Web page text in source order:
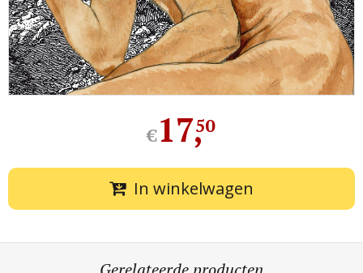
€17,
50
In winkelwagen